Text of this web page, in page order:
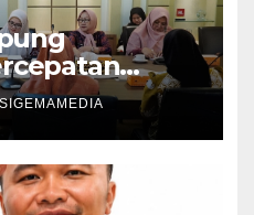
Tanggamus